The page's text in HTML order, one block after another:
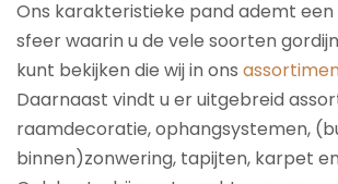
Ons karakteristieke pand ademt een
sfeer waarin u de vele soorten
kunt bekijken die wij in ons
Daarnaast vindt u er uitgebreid
raamdecoratie, ophangsystemen,
binnen)zonwering, tapijten, karpet